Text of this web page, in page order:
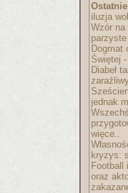
iluzja
Wzór
Dogmat
Świętej
Diabeł
jednak
więce..
kryzys:
Football
oraz